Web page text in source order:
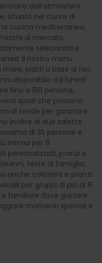
dall’atmosfera
situato nel cuore di
cucina mediterranea,
di mercato,
selezionati e
Il nostro menu
piatti a base di riso
disponibile dal lunedì
fino a 150 persone,
spazi che possono
di tende per garantire
inoltre di due salette
di 35 persone e
intima per 8
personalizzati, pranzi e
feste di famiglia,
anche colazioni e pranzi
per gruppi di più di 8
familiare dove gustare
momenti speciali e